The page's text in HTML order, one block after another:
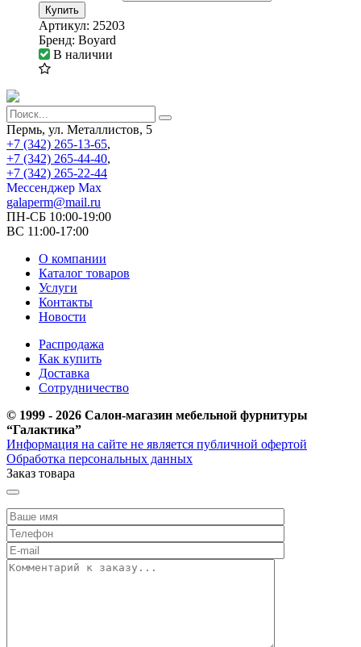
Купить
Артикул: 25203
Бренд: Boyard
В наличии
Пермь, ул. Металлистов, 5
+7 (342) 265-13-65,
+7 (342) 265-44-40,
+7 (342) 265-22-44
Мессенджер Мах
galaperm@mail.ru
ПН-СБ 10:00-19:00
ВС 11:00-17:00
О компании
Каталог товаров
Услуги
Контакты
Новости
Распродажа
Как купить
Доставка
Сотрудничество
© 1999 - 2026 Салон-магазин мебельной фурнитуры
“Галактика”
Информация на сайте не является публичной офертой
Обработка персональных данных
Заказ товара